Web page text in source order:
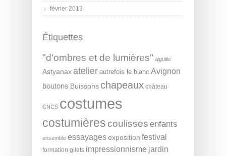
février 2013
Étiquettes
"d'ombres et de lumières" aiguille
Astyanax atelier autrefois le blanc Avignon
boutons Buissons chapeaux château
CNCS costumes
costumières coulisses enfants
ensemble essayagesexposition festival
formation gilets impressionnisme jardin